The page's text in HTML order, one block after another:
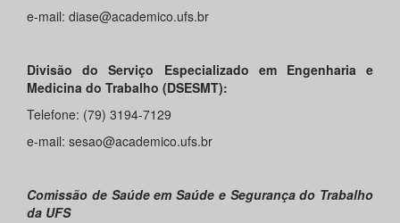
e-mail: diase@academico.ufs.br
Divisão do Serviço Especializado em Engenharia e
Medicina do Trabalho (DSESMT):
Telefone: (79) 3194-7129
e-mail: sesao@academico.ufs.br
Comissão de Saúde em Saúde e Segurança do Trabalho
da UFS